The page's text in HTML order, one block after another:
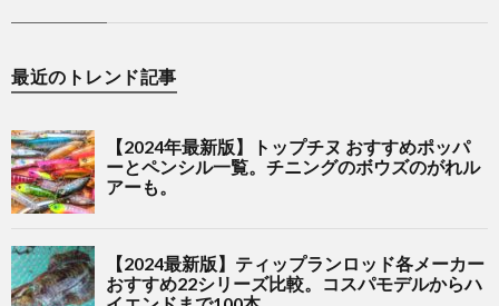
最近のトレンド記事